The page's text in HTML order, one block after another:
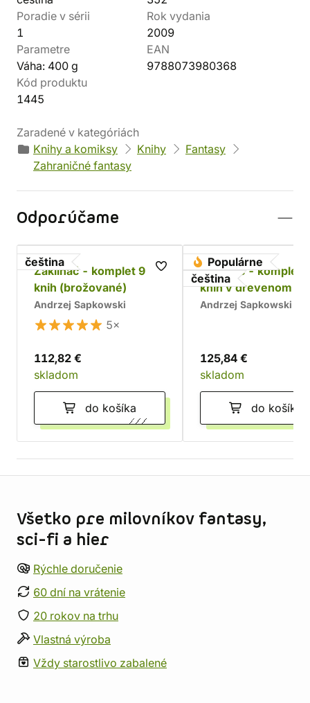
Poradie v sérii
1
Rok vydania
2009
Parametre
Váha: 400 g
EAN
9788073980368
Kód produktu
1445
Zaradené v kategóriách
Knihy a komiksy
Knihy
Fantasy
Zahraničné fantasy
Odporúčame
čeština
Zaklínač - komplet 9
knih (brožované)
Andrzej Sapkowski
5×
112,82 €
skladom
do košíka
Populárne
čeština
Zaklínač - komplet
kníh v drevenom
Chrám
Andrzej Sapkowski
125,84 €
skladom
do košíka
Všetko pre milovníkov fantasy,
sci-fi a hier
Rýchle doručenie
60 dní na vrátenie
20 rokov na trhu
Vlastná výroba
Vždy starostlivo zabalené